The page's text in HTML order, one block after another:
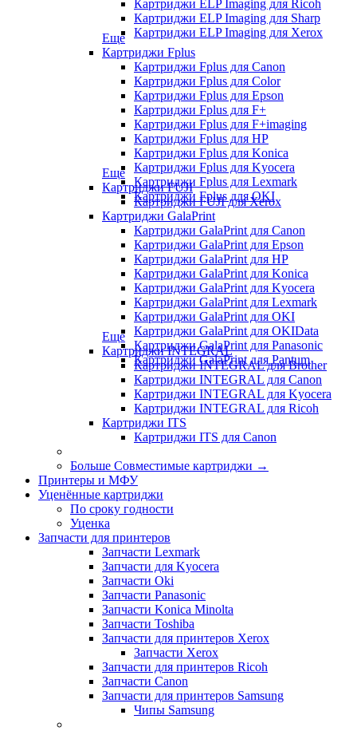
Картриджи ELP Imaging для Ricoh
Картриджи ELP Imaging для Sharp
Картриджи ELP Imaging для Xerox
Еще
Картриджи Fplus
Картриджи Fplus для Canon
Картриджи Fplus для Color
Картриджи Fplus для Epson
Картриджи Fplus для F+
Картриджи Fplus для F+imaging
Картриджи Fplus для HP
Картриджи Fplus для Konica
Картриджи Fplus для Kyocera
Картриджи Fplus для Lexmark
Картриджи Fplus для OKI
Еще
Картриджи FUJI
Картриджи FUJI для Xerox
Картриджи GalaPrint
Картриджи GalaPrint для Canon
Картриджи GalaPrint для Epson
Картриджи GalaPrint для HP
Картриджи GalaPrint для Konica
Картриджи GalaPrint для Kyocera
Картриджи GalaPrint для Lexmark
Картриджи GalaPrint для OKI
Картриджи GalaPrint для OKIData
Картриджи GalaPrint для Panasonic
Картриджи GalaPrint для Pantum
Еще
Картриджи INTEGRAL
Картриджи INTEGRAL для Brother
Картриджи INTEGRAL для Canon
Картриджи INTEGRAL для Kyocera
Картриджи INTEGRAL для Ricoh
Картриджи ITS
Картриджи ITS для Canon
Больше Совместимые картриджи →
Принтеры и МФУ
Уценённые картриджи
По сроку годности
Уценка
Запчасти для принтеров
Запчасти Lexmark
Запчасти для Kyocera
Запчасти Oki
Запчасти Panasonic
Запчасти Koniсa Minolta
Запчасти Toshiba
Запчасти для принтеров Xerox
Запчасти Xerox
Запчасти для принтеров Ricoh
Запчасти Canon
Запчасти для принтеров Samsung
Чипы Samsung